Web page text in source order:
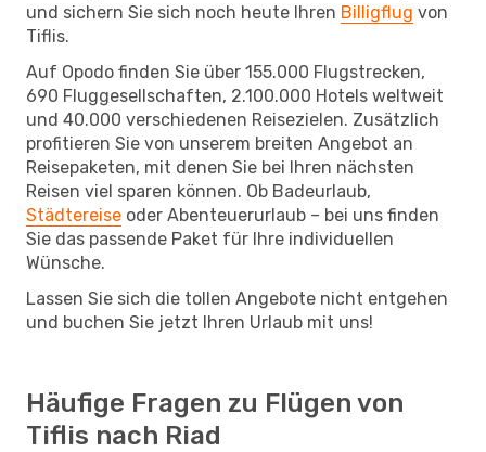
und sichern Sie sich noch heute Ihren Billigflug von
Tiflis.
Auf Opodo finden Sie über 155.000 Flugstrecken,
690 Fluggesellschaften, 2.100.000 Hotels weltweit
und 40.000 verschiedenen Reisezielen. Zusätzlich
profitieren Sie von unserem breiten Angebot an
Reisepaketen, mit denen Sie bei Ihren nächsten
Reisen viel sparen können. Ob Badeurlaub,
Städtereise oder Abenteuerurlaub – bei uns finden
Sie das passende Paket für Ihre individuellen
Wünsche.
Lassen Sie sich die tollen Angebote nicht entgehen
und buchen Sie jetzt Ihren Urlaub mit uns!
Häufige Fragen zu Flügen von
Tiflis nach Riad